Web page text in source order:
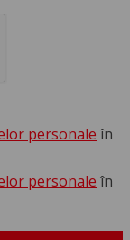
personale în
personale în